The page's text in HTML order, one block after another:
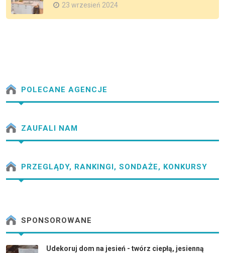
23 wrzesień 2024
POLECANE AGENCJE
ZAUFALI NAM
PRZEGLĄDY, RANKINGI, SONDAŻE, KONKURSY
SPONSOROWANE
Udekoruj dom na jesień - twórz ciepłą, jesienną